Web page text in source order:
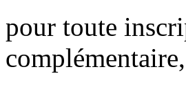
pour toute